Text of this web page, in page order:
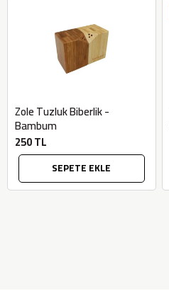
Zole Tuzluk Biberlik -
Bambum
250 TL
SEPETE EKLE